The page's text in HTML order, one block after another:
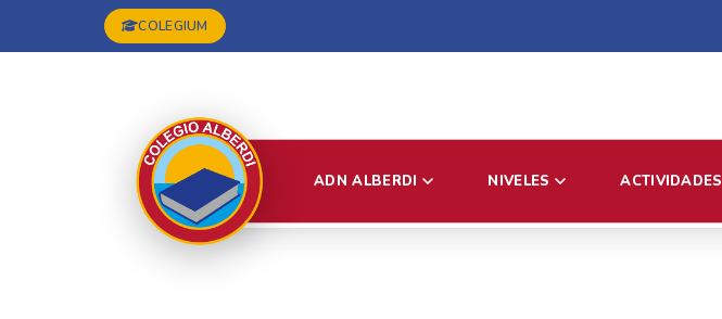
COLEGIUM
ADN ALBERDI NIVELES ACTIVIDADES